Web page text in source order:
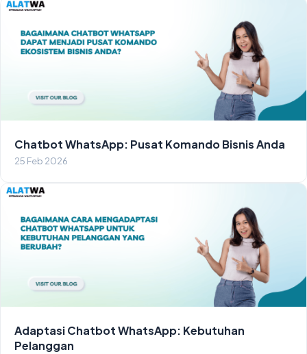
Chatbot WhatsApp: Pusat Komando Bisnis Anda
25 Feb 2026
Adaptasi Chatbot WhatsApp: Kebutuhan
Pelanggan